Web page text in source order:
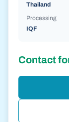
Thailand
Processing
IQF
Contact